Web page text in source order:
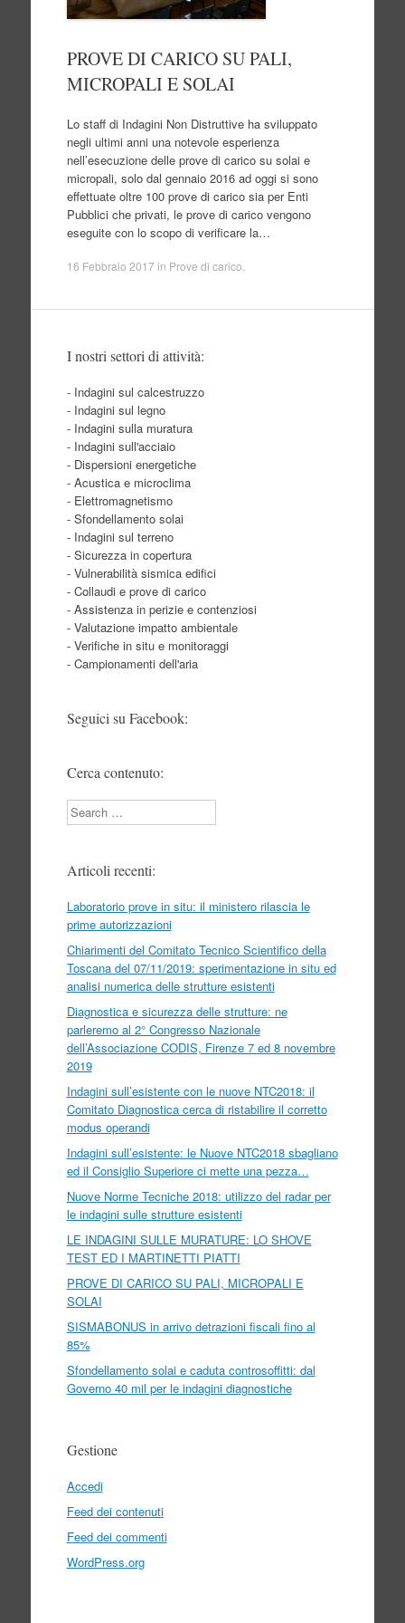
PROVE DI CARICO SU PALI,
MICROPALI E SOLAI
Lo staff di Indagini Non Distruttive ha sviluppato
negli ultimi anni una notevole esperienza
nell’esecuzione delle prove di carico su solai e
micropali, solo dal gennaio 2016 ad oggi si sono
effettuate oltre 100 prove di carico sia per Enti
Pubblici che privati, le prove di carico vengono
eseguite con lo scopo di verificare la…
16 Febbraio 2017 in Prove di carico
I nostri settori di attività:
- Indagini sul calcestruzzo
- Indagini sul legno
- Indagini sulla muratura
- Indagini sull'acciaio
- Dispersioni energetiche
- Acustica e microclima
- Elettromagnetismo
- Sfondellamento solai
- Indagini sul terreno
- Sicurezza in copertura
- Vulnerabilità sismica edifici
- Collaudi e prove di carico
- Assistenza in perizie e contenziosi
- Valutazione impatto ambientale
- Verifiche in situ e monitoraggi
- Campionamenti dell'aria
Seguici su Facebook:
Cerca contenuto:
Search
Articoli recenti:
Laboratorio prove in situ: il ministero rilascia le
prime autorizzazioni
Chiarimenti del Comitato Tecnico Scientifico della
Toscana del 07/11/2019: sperimentazione in situ ed
analisi numerica delle strutture esistenti
Diagnostica e sicurezza delle strutture: ne
parleremo al 2° Congresso Nazionale
dell’Associazione CODIS, Firenze 7 ed 8 novembre
2019
Indagini sull’esistente con le nuove NTC2018: il
Comitato Diagnostica cerca di ristabilire il corretto
modus operandi
Indagini sull’esistente: le Nuove NTC2018 sbagliano
ed il Consiglio Superiore ci mette una pezza…
Nuove Norme Tecniche 2018: utilizzo del radar per
le indagini sulle strutture esistenti
LE INDAGINI SULLE MURATURE: LO SHOVE
TEST ED I MARTINETTI PIATTI
PROVE DI CARICO SU PALI, MICROPALI E
SOLAI
SISMABONUS in arrivo detrazioni fiscali fino al
85%
Sfondellamento solai e caduta controsoffitti: dal
Governo 40 mil per le indagini diagnostiche
Gestione
Accedi
Feed dei contenuti
Feed dei commenti
WordPress.org